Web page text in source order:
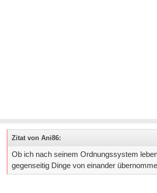
Zitat von Ani86:
Ob ich nach seinem Ordnungssystem
gegenseitig Dinge von einander